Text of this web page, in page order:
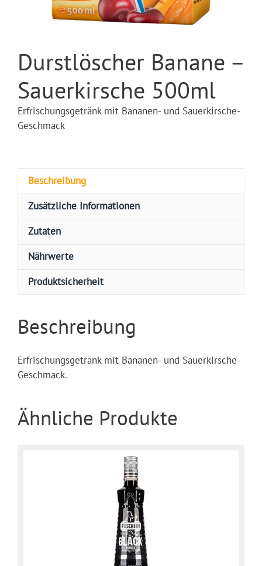
Durstlöscher Banane –
Sauerkirsche 500ml
Erfrischungsgetränk mit Bananen- und Sauerkirsche-
Geschmack
Beschreibung
Zusätzliche Informationen
Zutaten
Nährwerte
Produktsicherheit
Beschreibung
Erfrischungsgetränk mit Bananen- und Sauerkirsche-
Geschmack.
Ähnliche Produkte